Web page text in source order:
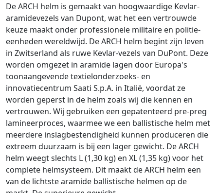
De ARCH helm is gemaakt van hoogwaardige Kevlar-
aramidevezels van Dupont, wat het een vertrouwde
keuze maakt onder professionele militaire en politie-
eenheden wereldwijd. De ARCH helm begint zijn leven
in Zwitserland als ruwe Kevlar-vezels van DuPont. Deze
worden omgezet in aramide lagen door Europa's
toonaangevende textielonderzoeks- en
innovatiecentrum Saati S.p.A. in Italië, voordat ze
worden geperst in de helm zoals wij die kennen en
vertrouwen. Wij gebruiken een gepatenteerd pre-preg
lamineerproces, waarmee we een ballistische helm met
meerdere inslagbestendigheid kunnen produceren die
extreem duurzaam is bij een lager gewicht. De ARCH
helm weegt slechts L (1,30 kg) en XL (1,35 kg) voor het
complete helmsysteem. Dit maakt de ARCH helm een
van de lichtste aramide ballistische helmen op de